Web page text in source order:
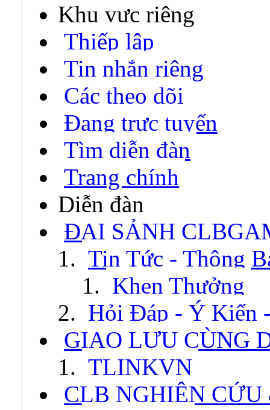
Khu vực riêng
Thiếp lập
Tin nhắn riêng
Các theo dõi
Đang trực tuyến
Tìm diễn đàn
Trang chính
Diễn đàn
ĐẠI SẢNH
Tin Tức - Thông
Khen Thưởng
Hỏi Đáp - Ý Kiến
GIAO LƯU CÙNG
TLINKVN
CLB NGHIÊN